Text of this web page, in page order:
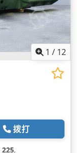
1 / 12
拨打
225,